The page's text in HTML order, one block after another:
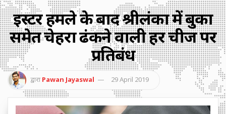
ईस्टर हमले के बाद श्रीलंका में बुर्का
समेत चेहरा ढंकने वाली हर चीज पर
प्रतिबंध
द्वारा Pawan Jayaswal 29 April 2019